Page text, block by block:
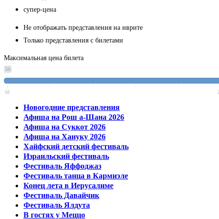
супер-цена
Не отображать представления на иврите
Только представления с билетами
Максимальная цена билета
50
50
Новогодние представления
Афиша на Рош а-Шана 2026
Афиша на Суккот 2026
Афиша на Хануку 2026
Хайфский детский фестиваль
Израильский фестиваль
Фестиваль Яффоджаз
Фестиваль танца в Кармиэле
Конец лета в Иерусалиме
Фестиваль Давайчик
Фестиваль Ялдута
В гостях у Меццо